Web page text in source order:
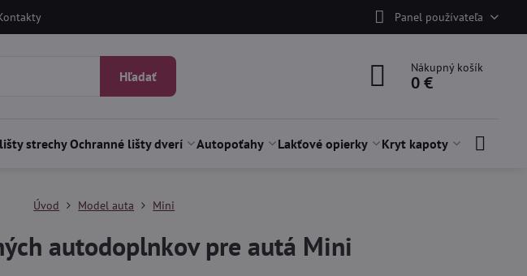
Panel používateľa
Hľadať
Nákupný košík
0 €
strechyOchranné lišty dverí Autopoťahy Lakťové opierky Kryt kapoty
Úvod Model auta Mini
autodoplnkov pre autá Mini